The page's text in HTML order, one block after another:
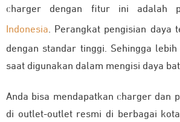
charger dengan fitur ini adalah
Indonesia. Perangkat pengisian daya
dengan standar tinggi. Sehingga
saat digunakan dalam mengisi daya
Anda bisa mendapatkan charger dan
di outlet-outlet resmi di berbagai